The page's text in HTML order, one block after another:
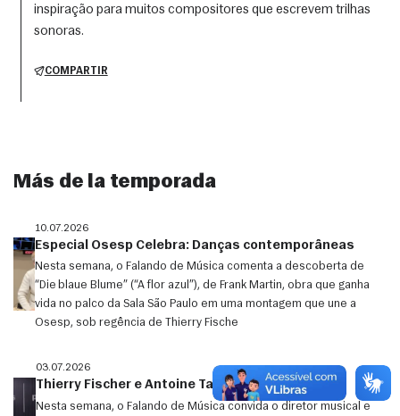
inspiração para muitos compositores que escrevem trilhas
sonoras.
COMPARTIR
Más de la temporada
10.07.2026
Especial Osesp Celebra: Danças contemporâneas
Nesta semana, o Falando de Música comenta a descoberta de
“Die blaue Blume” (“A flor azul”), de Frank Martin, obra que ganha
vida no palco da Sala São Paulo em uma montagem que une a
Osesp, sob regência de Thierry Fische
03.07.2026
Thierry Fischer e Antoine Tamestit
Nesta semana, o Falando de Música convida o diretor musical e